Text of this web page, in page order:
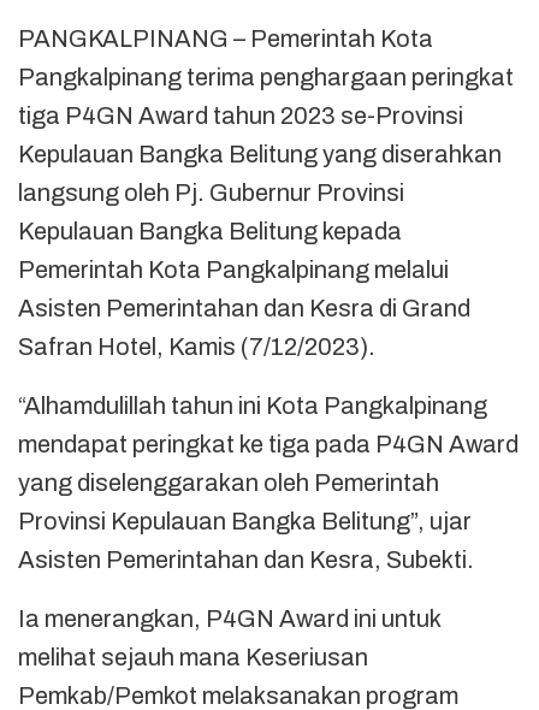
PANGKALPINANG – Pemerintah Kota
Pangkalpinang terima penghargaan peringkat
tiga P4GN Award tahun 2023 se-Provinsi
Kepulauan Bangka Belitung yang diserahkan
langsung oleh Pj. Gubernur Provinsi
Kepulauan Bangka Belitung kepada
Pemerintah Kota Pangkalpinang melalui
Asisten Pemerintahan dan Kesra di Grand
Safran Hotel, Kamis (7/12/2023).
“Alhamdulillah tahun ini Kota Pangkalpinang
mendapat peringkat ke tiga pada P4GN Award
yang diselenggarakan oleh Pemerintah
Provinsi Kepulauan Bangka Belitung”, ujar
Asisten Pemerintahan dan Kesra, Subekti.
Ia menerangkan, P4GN Award ini untuk
melihat sejauh mana Keseriusan
Pemkab/Pemkot melaksanakan program